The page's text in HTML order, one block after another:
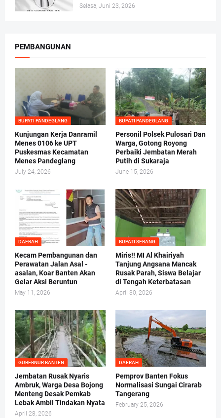
Selasa, Juni 23, 2026
PEMBANGUNAN
BUPATI PANDEGLANG
Kunjungan Kerja Danramil
Menes 0106 ke UPT
Puskesmas Kecamatan
Menes Pandeglang
July 24, 2026
BUPATI PANDEGLANG
Personil Polsek Pulosari Dan
Warga, Gotong Royong
Perbaiki Jembatan Merah
Putih di Sukaraja
June 15, 2026
DAERAH
Kecam Pembangunan dan
Perawatan Jalan Asal -
asalan, Koar Banten Akan
Gelar Aksi Beruntun
May 11, 2026
BUPATI SERANG
Miris!! MI Al Khairiyah
Tanjung Angsana Mancak
Rusak Parah, Siswa Belajar
di Tengah Keterbatasan
April 30, 2026
GUBERNUR BANTEN
Jembatan Rusak Nyaris
Ambruk, Warga Desa Bojong
Menteng Desak Pemkab
Lebak Ambil Tindakan Nyata
April 28, 2026
DAERAH
Pemprov Banten Fokus
Normalisasi Sungai Cirarab
Tangerang
February 25, 2026